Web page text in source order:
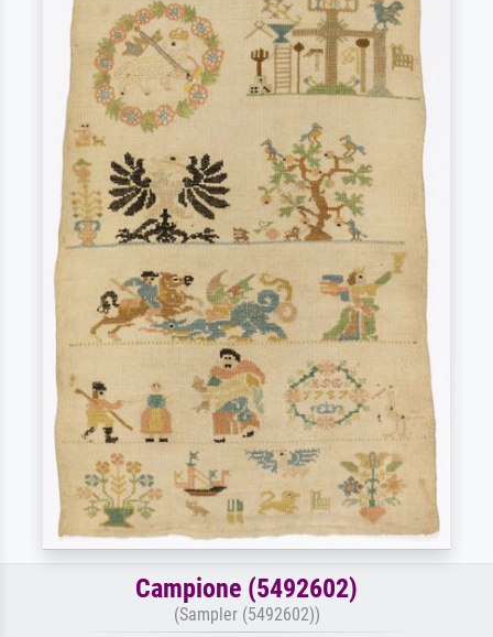
Campione (5492602)
(Sampler (5492602))